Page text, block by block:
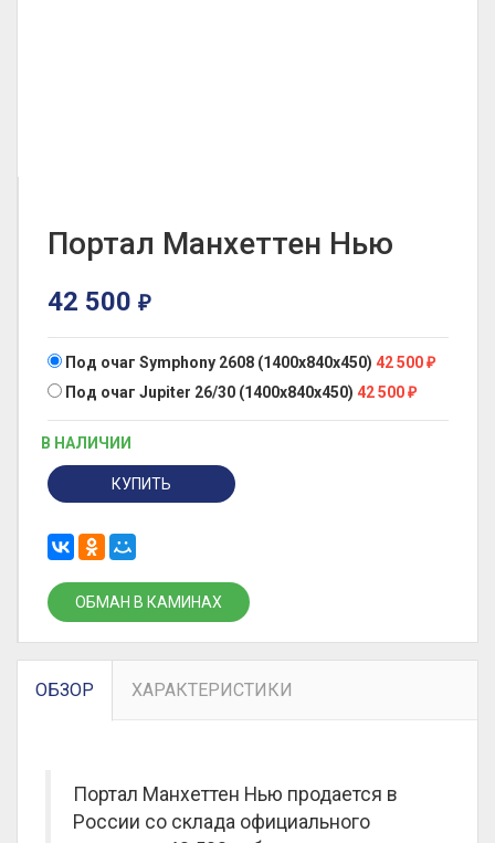
Портал Манхеттен Нью
42 500 ₽
Под очаг Symphony 2608 (1400x840x450) 42 500₽
Под очаг Jupiter 26/30 (1400x840x450) 42 500₽
В НАЛИЧИИ
КУПИТЬ
ОБМАН В КАМИНАХ
ОБЗОР ХАРАКТЕРИСТИКИ
Портал Манхеттен Нью продается в
России со склада официального